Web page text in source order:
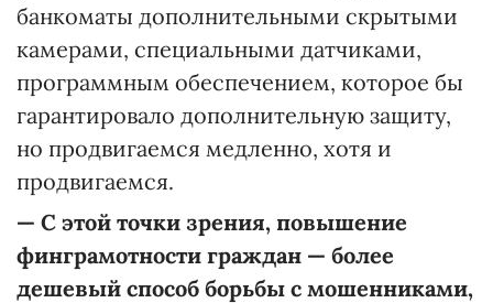
банкоматы дополнительными скрытыми
камерами, специальными датчиками,
программным обеспечением, которое бы
гарантировало дополнительную защиту,
но продвигаемся медленно, хотя и
продвигаемся.
— С этой точки зрения, повышение
финграмотности граждан — более
дешевый способ борьбы с мошенниками,